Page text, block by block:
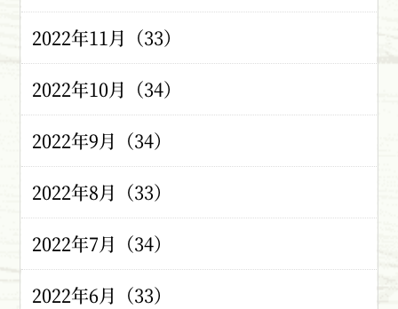
2022年11月（33）
2022年10月（34）
2022年9月（34）
2022年8月（33）
2022年7月（34）
2022年6月（33）